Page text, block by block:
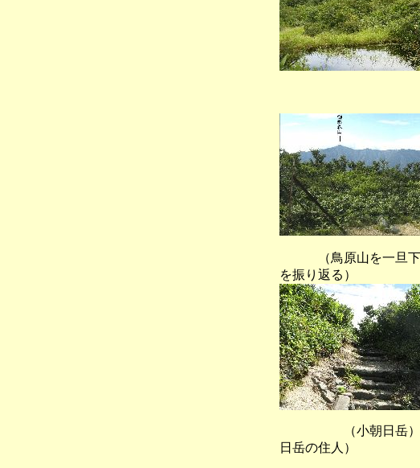
（鳥原山展望
（鳥原山を
を振り返る）
（小朝日岳
日岳の住人）